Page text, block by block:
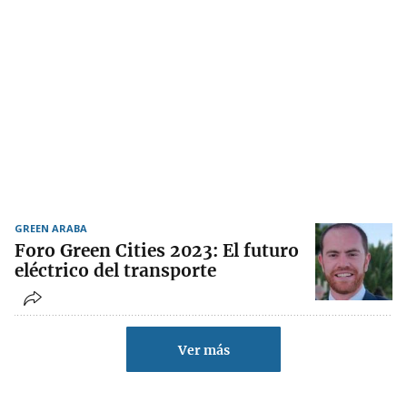
GREEN ARABA
Foro Green Cities 2023: El futuro
eléctrico del transporte
Ver más